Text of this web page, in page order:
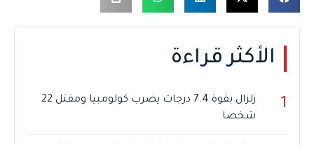
الأكثر قراءة
1
زلزال بقوة 7.4 درجات يضرب كولومبيا ومقتل 22
شخصا